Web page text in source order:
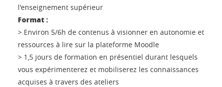
l'enseignement supérieur
Format :
> Environ 5/6h de contenus à visionner en autonomie et
ressources à lire sur la plateforme Moodle
> 1,5 jours de formation en présentiel durant lesquels
vous expérimenterez et mobiliserez les connaissances
acquises à travers des ateliers